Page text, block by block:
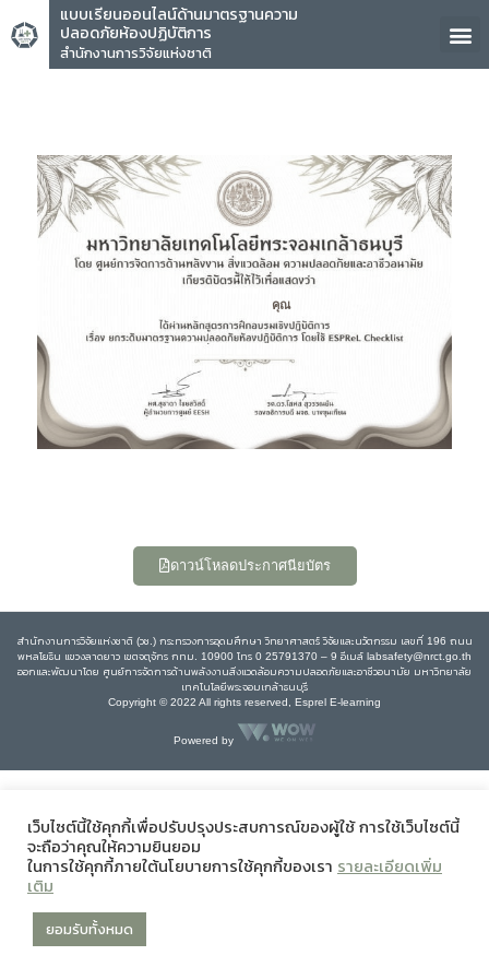
แบบเรียนออนไลน์ด้านมาตรฐานความ
ปลอดภัยห้องปฏิบัติการ
สำนักงานการวิจัยแห่งชาติ
คุณ
ดาวน์โหลดประกาศนียบัตร
สำนักงานการวิจัยแห่งชาติ (วช.) กระทรวงการอุดมศึกษา วิทยาศาสตร์ วิจัยและนวัตกรรม เลขที่ 196 ถนน
พหลโยธิน แขวงลาดยาว เขตจตุจักร กทม. 10900 โทร 0 25791370 – 9 อีเมล์ labsafety@nrct.go.th
ออกและพัฒนาโดย ศูนย์การจัดการด้านพลังงานสิ่งแวดล้อมความปลอดภัยและอาชีวอนามัย มหาวิทยาลัย
เทคโนโลยีพระจอมเกล้าธนบุรี
Copyright © 2022 All rights reserved, Esprel E-learning
Powered by
เว็บไซต์นี้ใช้คุกกี้เพื่อปรับปรุงประสบการณ์ของผู้ใช้ การใช้เว็บไซต์นี้
จะถือว่าคุณให้ความยินยอม
ในการใช้คุกกี้ภายใต้นโยบายการใช้คุกกี้ของเรา รายละเอียดเพิ่ม
เติม
ยอมรับทั้งหมด